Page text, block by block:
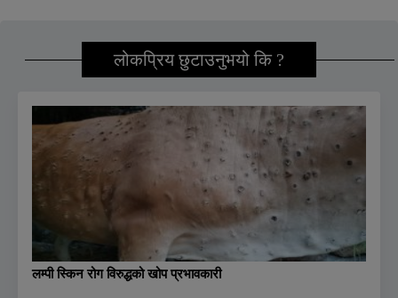
लोकप्रिय छुटाउनुभयो कि ?
लम्पी स्किन रोग विरुद्धको खोप प्रभावकारी